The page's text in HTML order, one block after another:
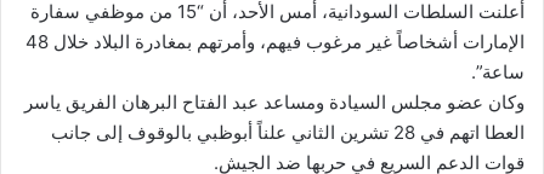
أعلنت السلطات السودانية، أمس الأحد، أن “15 من موظفي سفارة
الإمارات أشخاصاً غير مرغوب فيهم، وأمرتهم بمغادرة البلاد خلال 48
ساعة”.
وكان عضو مجلس السيادة ومساعد عبد الفتاح البرهان الفريق ياسر
العطا اتهم في 28 تشرين الثاني علناً أبوظبي بالوقوف إلى جانب
قوات الدعم السريع في حربها ضد الجيش.